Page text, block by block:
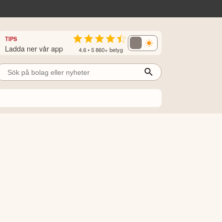
TIPS
Ladda ner vår app 4.6 • 5 860+ betyg